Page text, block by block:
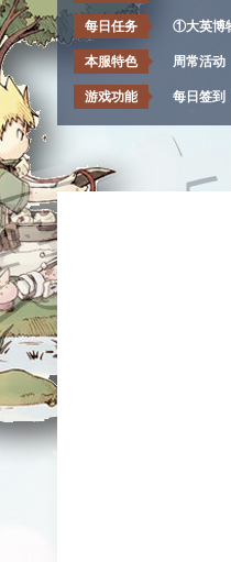
每日任务 ①大英博
本服特色 周常活动
游戏功能 每日签到